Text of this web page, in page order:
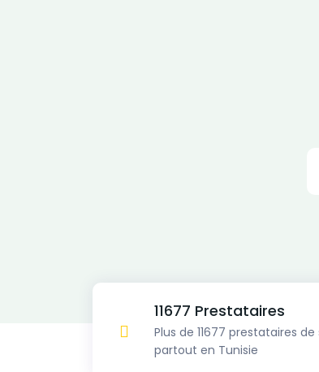
11677 Prestataires
Plus de 11677 prestataires de service
partout en Tunisie